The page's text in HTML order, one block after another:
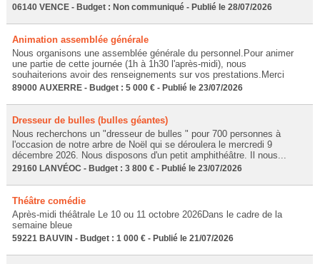
06140 VENCE - Budget : Non communiqué - Publié le 28/07/2026
Animation assemblée générale
Nous organisons une assemblée générale du personnel.Pour animer
une partie de cette journée (1h à 1h30 l'après-midi), nous
souhaiterions avoir des renseignements sur vos prestations.Merci
89000 AUXERRE - Budget : 5 000 € - Publié le 23/07/2026
Dresseur de bulles (bulles géantes)
Nous recherchons un "dresseur de bulles " pour 700 personnes à
l'occasion de notre arbre de Noël qui se déroulera le mercredi 9
décembre 2026. Nous disposons d'un petit amphithéâtre. Il nous...
29160 LANVÉOC - Budget : 3 800 € - Publié le 23/07/2026
Théâtre comédie
Après-midi théâtrale Le 10 ou 11 octobre 2026Dans le cadre de la
semaine bleue
59221 BAUVIN - Budget : 1 000 € - Publié le 21/07/2026